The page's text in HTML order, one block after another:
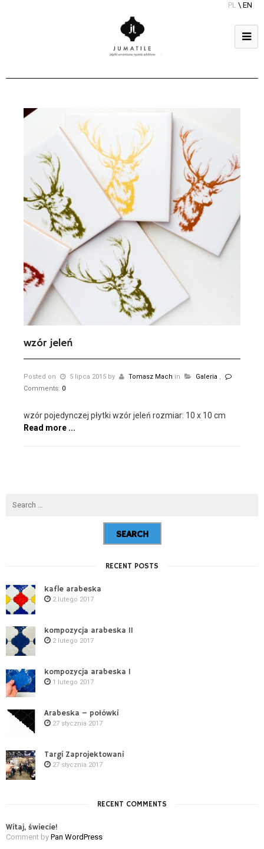
PL \ EN
wzór jeleń
Posted on 5 lipca 2015 by Tomasz Mach in Galeria
Comments: 0
wzór pojedynczej płytki wzór jeleń rozmiar: 10 x 10 cm
Read more ...
RECENT POSTS
kafle arabeska
2 lutego 2017
kompozycja arabeska II
2 lutego 2017
kompozycja arabeska I
1 lutego 2017
Arabeska – połówki
27 stycznia 2017
Targi Zaprojektowani
27 stycznia 2017
RECENT COMMENTS
Witaj, świecie!
Comment by Pan WordPress